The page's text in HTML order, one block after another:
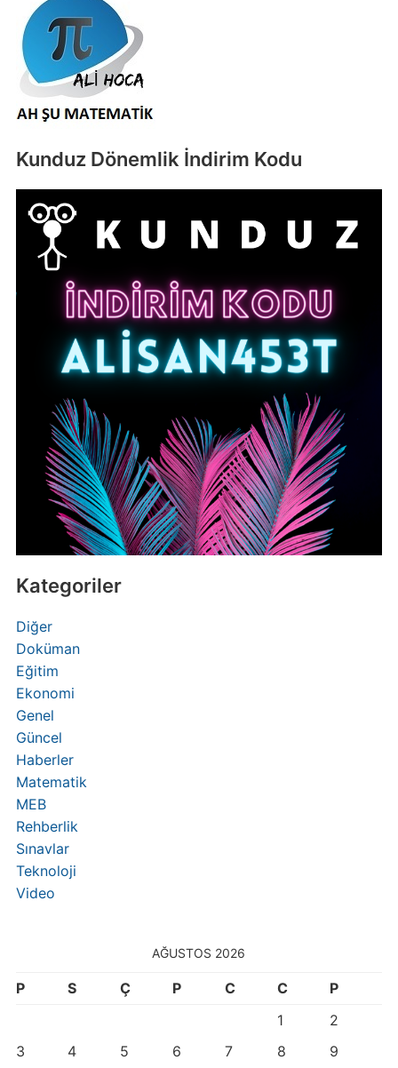
Kunduz Dönemlik İndirim Kodu
Kategoriler
Diğer
Doküman
Eğitim
Ekonomi
Genel
Güncel
Haberler
Matematik
MEB
Rehberlik
Sınavlar
Teknoloji
Video
AĞUSTOS 2026
P S Ç P C C
P
1
2
3
4 5 6 7 8 9